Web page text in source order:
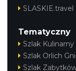
SLASKIE.travel
Tematyczny
Szlak Kulinarny
Szlak Orlich
Szlak